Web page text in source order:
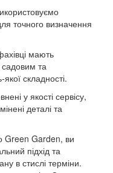
точного визначення
мають
садовим та
складності.
у якості сервісу,
деталі та
Green Garden, ви
підхід та
в стислі терміни.